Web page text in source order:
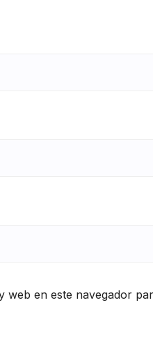
en este navegador